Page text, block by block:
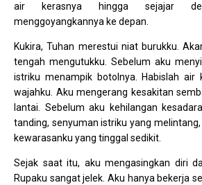
air kerasnya hingga sejajar
menggoyangkannya ke depan.
Kukira, Tuhan merestui niat burukku.
tengah mengutukku. Sebelum aku
istriku menampik botolnya. Habislah
wajahku. Aku mengerang kesakitan
lantai. Sebelum aku kehilangan
tanding, senyuman istriku yang
kewarasanku yang tinggal sedikit.
Sejak saat itu, aku mengasingkan diri
Rupaku sangat jelek. Aku hanya bekerja